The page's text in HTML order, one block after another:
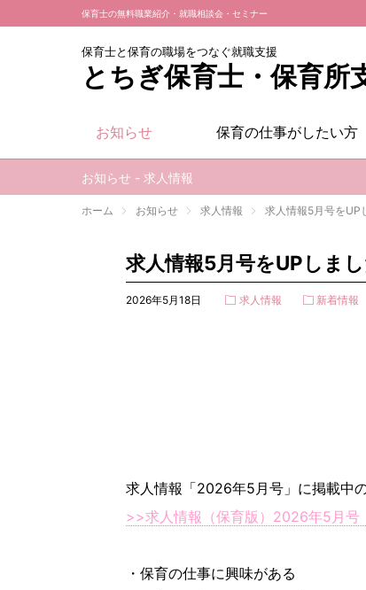
保育士の無料職業紹介・就職相談会・セミナー
保育士と保育の職場をつなぐ就職支援
とちぎ保育士・保育所
お知らせ 保育の仕事がしたい方
保育事業所を探したい
お知らせ - 求人情報
ホーム お知らせ 求人情報 求人情報5月号をUP
求人情報5月号をUPしまし
2026年5月18日 求人情報 新着情報
求人情報「2026年5月号」に掲載中
>>求人情報（保育版）2026年5月号
・保育の仕事に興味がある